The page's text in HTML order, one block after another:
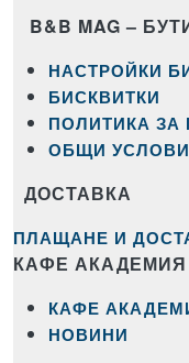
B&B MAG –
НАСТРОЙКИ
БИСКВИТКИ
ПОЛИТИКА ЗА
ОБЩИ
ДОСТАВКА
ПЛАЩАНЕ И
КАФЕ АКАДЕМИЯ
КАФЕ
НОВИНИ